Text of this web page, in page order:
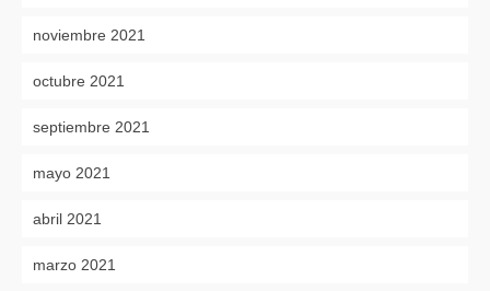
noviembre 2021
octubre 2021
septiembre 2021
mayo 2021
abril 2021
marzo 2021